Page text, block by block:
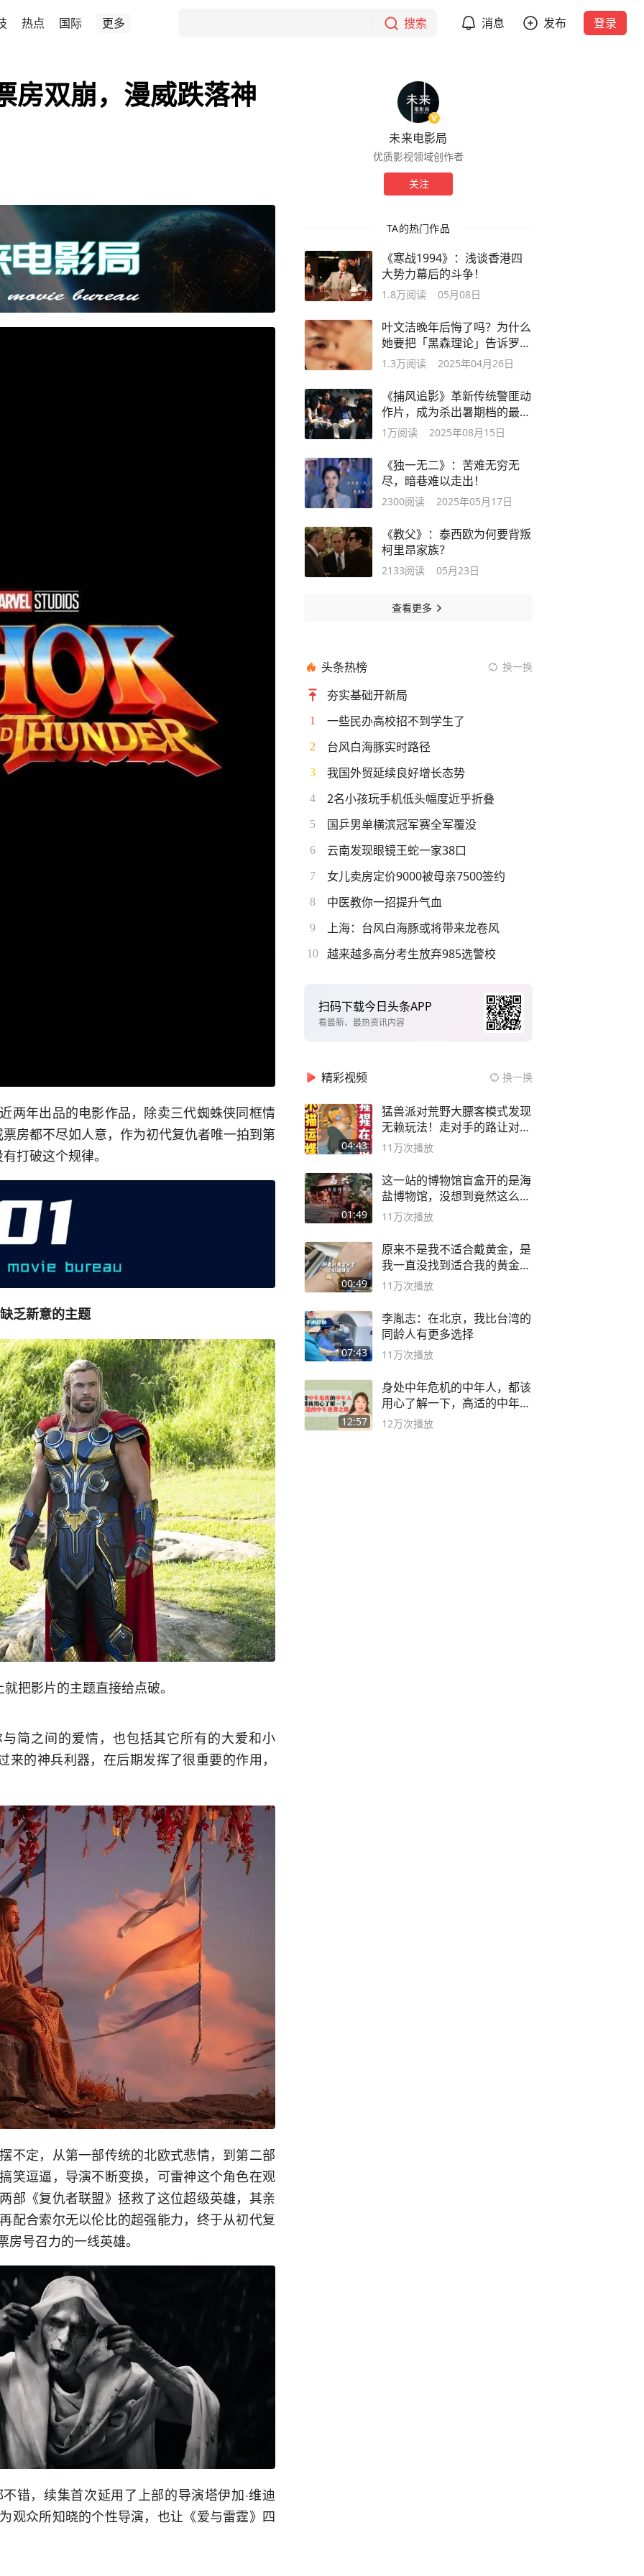
热点 国际 更多 搜索 消息 发布 登录
房双崩，漫威跌落神
两年出品的电影作品，除卖三代蜘蛛侠同框情
房都不尽如人意，作为初代复仇者唯一拍到第
打破这个规律。
乏新意的主题
把影片的主题直接给点破。
简之间的爱情，也包括其它所有的大爱和小
来的神兵利器，在后期发挥了很重要的作用，
不定，从第一部传统的北欧式悲情，到第二部
笑逗逼，导演不断变换，可雷神这个角色在观
部《复仇者联盟》拯救了这位超级英雄，其亲
配合索尔无以伦比的超强能力，终于从初代复
号召力的一线英雄。
错，续集首次延用了上部的导演塔伊加·维迪
观众所知晓的个性导演，也让《爱与雷霆》四
未来电影局
优质影视领域创作者
关注
TA的热门作品
《寒战1994》：浅谈香港四
大势力幕后的斗争！
1.8万阅读 05月08日
叶文洁晚年后悔了吗？为什么
她要把「黑森理论」告诉罗辑
呢？
1.3万阅读 2025年04月26日
《捕风追影》革新传统警匪动
作片，成为杀出暑期档的最强
“黑马”
1万阅读 2025年08月15日
《独一无二》：苦难无穷无
尽，暗巷难以走出！
2300阅读 2025年05月17日
《教父》：泰西欧为何要背叛
柯里昂家族？
2133阅读 05月23日
查看更多
头条热榜 换一换
夯实基础开新局
1 一些民办高校招不到学生了
2 台风白海豚实时路径
3 我国外贸延续良好增长态势
4 2名小孩玩手机低头幅度近乎折叠
5 国乒男单横滨冠军赛全军覆没
6 云南发现眼镜王蛇一家38口
7 女儿卖房定价9000被母亲7500签约
8 中医教你一招提升气血
9 上海：台风白海豚或将带来龙卷风
10 越来越多高分考生放弃985选警校
扫码下载今日头条APP
看最新、最热资讯内容
精彩视频 换一换
04:43
猛兽派对荒野大膘客模式发现
无赖玩法！走对手的路让对手
无路可走
11万次播放
01:49
这一站的博物馆盲盒开的是海
盐博物馆，没想到竟然这么好
逛！
11万次播放
00:49
原来不是我不适合戴黄金，是
我一直没找到适合我的黄金
😭
11万次播放
07:43
李胤志：在北京，我比台湾的
同龄人有更多选择
11万次播放
12:57
身处中年危机的中年人，都该
用心了解一下，高适的中年逆
袭之路
12万次播放